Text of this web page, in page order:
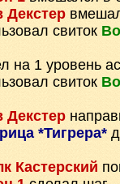
Декстер
свиток
на 1 уровень
свиток
Декстер
*Тигрера*
Кастерский